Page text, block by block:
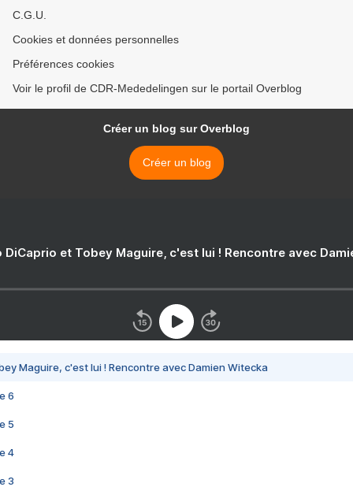
C.G.U.
Cookies et données personnelles
Préférences cookies
Voir le profil de CDR-Mededelingen sur le portail Overblog
Créer un blog sur Overblog
Créer un blog
DiCaprio et Tobey Maguire, c'est lui ! Rencontre avec
Maguire, c'est lui ! Rencontre avec Damien Witecka
6
5
4
3